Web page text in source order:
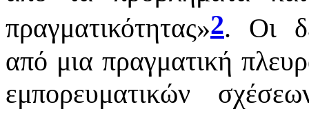
πραγματικότητας»2. Οι
από μια πραγματική
εμπορευματικών